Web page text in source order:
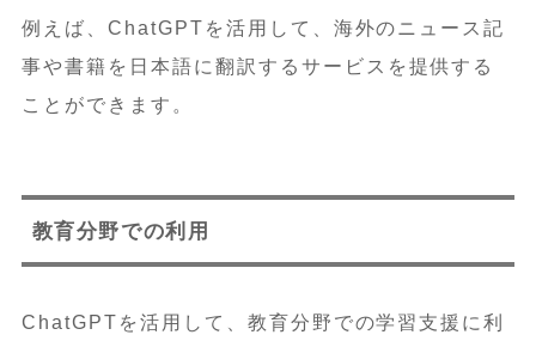
例えば、ChatGPTを活用して、海外のニュース記
事や書籍を日本語に翻訳するサービスを提供する
ことができます。
教育分野での利用
ChatGPTを活用して、教育分野での学習支援に利